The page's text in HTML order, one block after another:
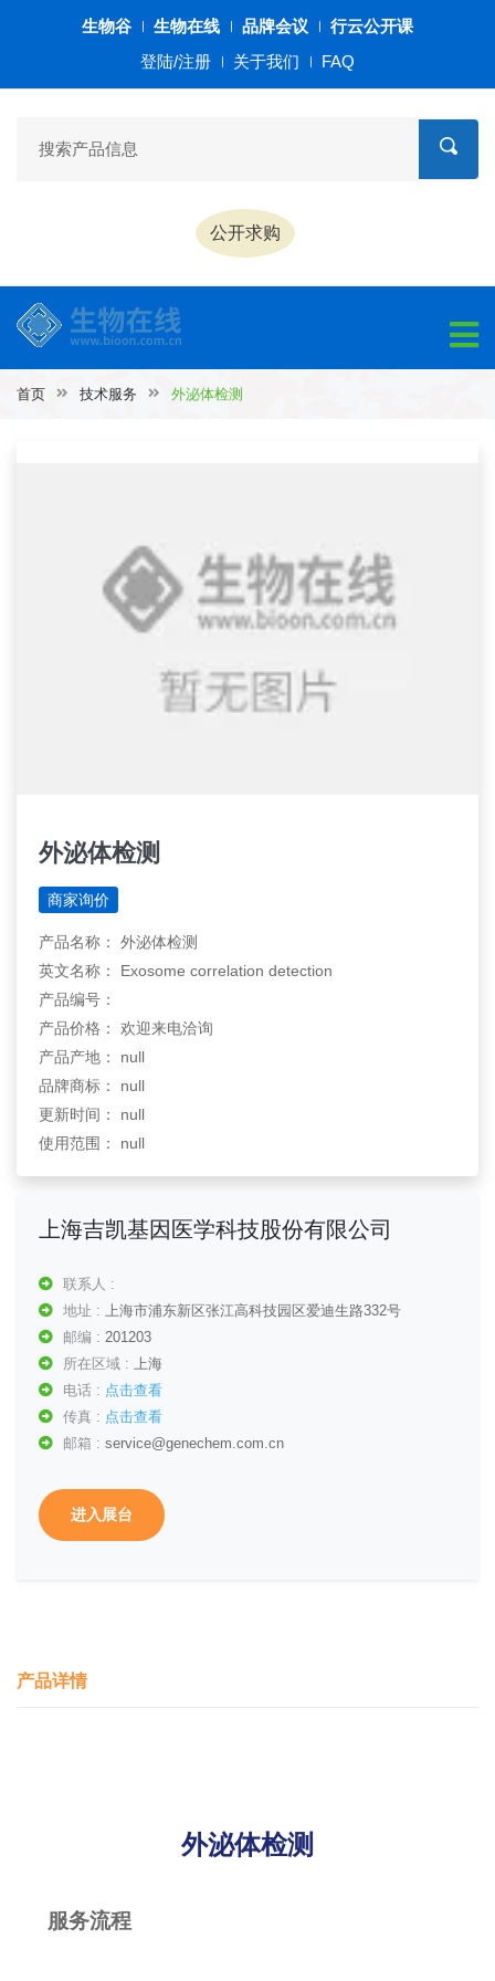
生物谷 生物在线 品牌会议
行云公开课
登陆/注册
关于我们 FAQ
公开求购
首页 技术服务 外泌体检测
外泌体检测
商家询价
产品名称： 外泌体检测
英文名称： Exosome correlation detection
产品编号：
产品价格： 欢迎来电洽询
产品产地： null
品牌商标： null
更新时间： null
使用范围： null
上海吉凯基因医学科技股份有限公司
联系人 :
地址 : 上海市浦东新区张江高科技园区爱迪生路332号
邮编 : 201203
所在区域 : 上海
电话 : 点击查看
传真 : 点击查看
邮箱 : service@genechem.com.cn
进入展台
产品详情
外泌体检测
服务流程